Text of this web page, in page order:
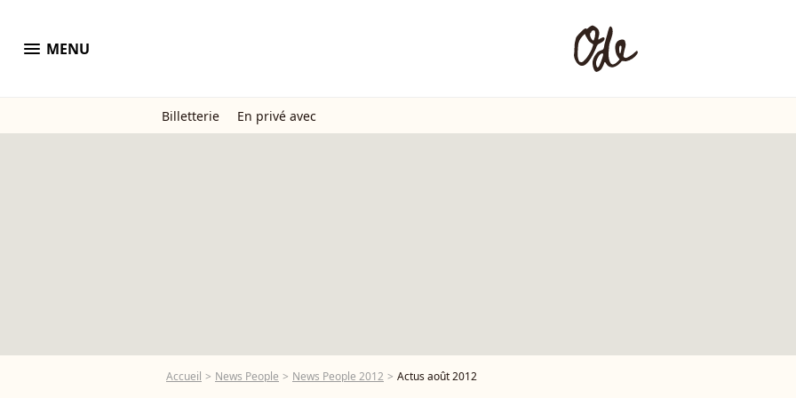
menu MENU
Billetterie En privé avec
Accueil News People News People 2012 Actus août 2012